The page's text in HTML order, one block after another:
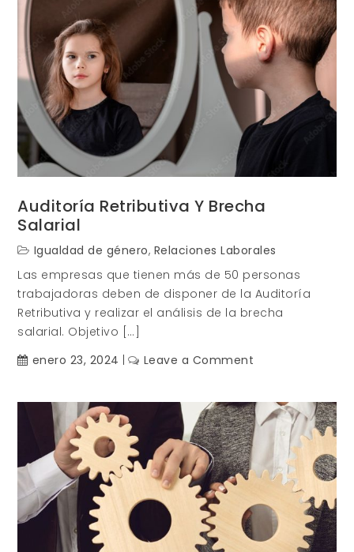
Igualdad
Auditoría Retributiva Y Brecha
Salarial
Igualdad de género, Relaciones Laborales
Las empresas que tienen más de 50 personas
trabajadoras deben de disponer de la Auditoría
Retributiva y realizar el análisis de la brecha
salarial. Objetivo […]
enero 23, 2024
Leave a Comment
y
Brecha
Salarial